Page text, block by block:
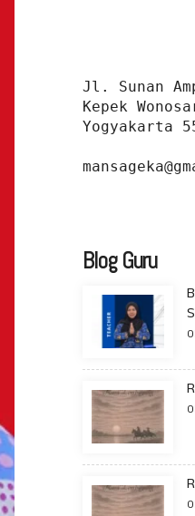
Jl. Sunan
Kepek
Yogyakarta
Blog Guru